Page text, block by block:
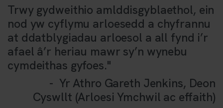
Trwy gydweithio amlddisgyblaethol, ein
nod yw cyflymu arloesedd a chyfrannu
at ddatblygiadau arloesol a all fynd i’r
afael â’r heriau mawr sy’n wynebu
cymdeithas gyfoes."
- Yr Athro Gareth Jenkins, Deon
Cyswllt (Arloesi Ymchwil ac effaith)